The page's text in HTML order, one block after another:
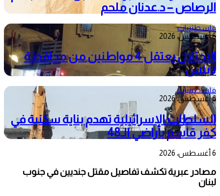
الرصاص – د.عدنان ملحم
فلسطينيات
6 أغسطس، 2026
الاحتلال يعتقل 4 مواطنين من محافظة
نابلس
فلسطينيات
6 أغسطس، 2026
السلطات الإسرائيلية تهدم بناية سكنية في
كفر قاسم بأراضي الـ48
6 أغسطس، 2026
مصادر عبرية تكشف تفاصيل مقتل جنديين في جنوب
لبنان